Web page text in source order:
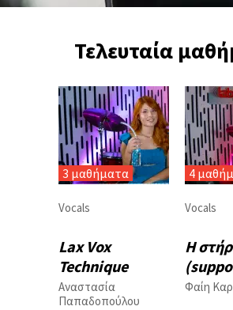
Τελευταία
3 μαθήματα
Vocals
Lax Vox
Technique
Αναστασία
Παπαδοπούλου
4
Vocals
Η
Φαίη